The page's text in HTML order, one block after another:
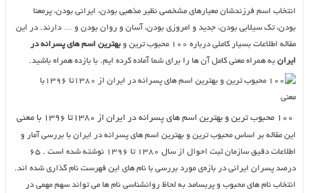
انتخاب اسم فرزندشان معیارهای مشخصی نظیر مذهبی بودن، ایرانی بودن، پرمعنا
بودن، تک سیلابی بودن، جدید و امروزی بودن، آسان و روان بودن و … دارند. در این
مقاله اطلاعات بسیار کاملی درباره ۱۰۰ محبوب ترین و
بهترین اسم های پسرانه در
ایرانبه همراه معنی کامل آن ها را برای شما آماده کرده ایم. با بازده همراه باشید.
۱۰۰ محبوب ترین و بهترین اسم های پسرانه در ایران از ۱۳۸۰تا ۱۳۹۶ با معنی
این مقاله بر اساس محبوب ترین و بهترین اسم های پسرانه در ایران با بررسی آمار و
اطلاعات دقیق سازمان ثبت احوال از سال ۱۳۸۰ تا ۱۳۹۶ نوشته شده است . ۶۵
درصد پسران ایرانی در بازه‌ی مورد بررسی با نام های این فهرست نام گذاری شده اند.
انتخاب نام های محبوب و پربسامد به لحاظ روانشناسی نام ها می تواند سهم مهمی در